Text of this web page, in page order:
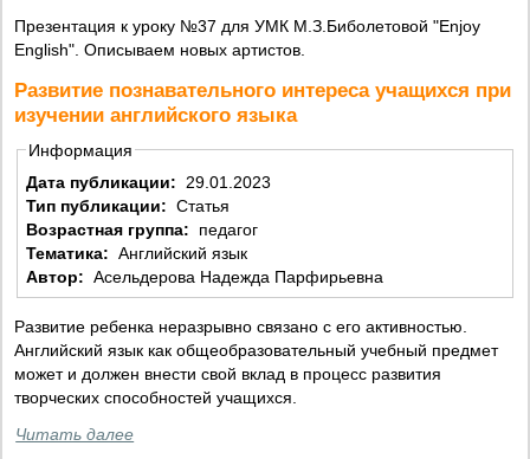
Презентация к уроку №37 для УМК М.З.Биболетовой "Enjoy
English". Описываем новых артистов.
Развитие познавательного интереса учащихся при
изучении английского языка
Информация
Дата публикации:
29.01.2023
Тип публикации: Статья
Возрастная группа:
педагог
Тематика: Английский язык
Автор: Асельдерова Надежда Парфирьевна
Развитие ребенка неразрывно связано с его активностью.
Английский язык как общеобразовательный учебный предмет
может и должен внести свой вклад в процесс развития
творческих способностей учащихся.
Читать далее